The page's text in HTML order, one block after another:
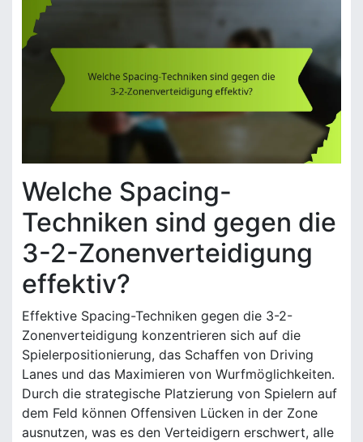
Welche Spacing-
Techniken sind gegen die
3-2-Zonenverteidigung
effektiv?
Effektive Spacing-Techniken gegen die 3-2-
Zonenverteidigung konzentrieren sich auf die
Spielerpositionierung, das Schaffen von Driving
Lanes und das Maximieren von Wurfmöglichkeiten.
Durch die strategische Platzierung von Spielern auf
dem Feld können Offensiven Lücken in der Zone
ausnutzen, was es den Verteidigern erschwert, alle